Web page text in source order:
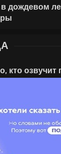
дождевом
кто озвучит
идут ради
NVIDIA
в